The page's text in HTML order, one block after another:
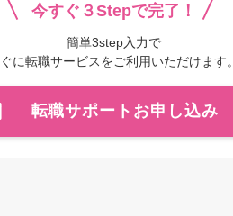
今すぐ３Stepで完了！
簡単3step入力で
に転職サービスをご利用いただけます。
転職サポートお申し込み